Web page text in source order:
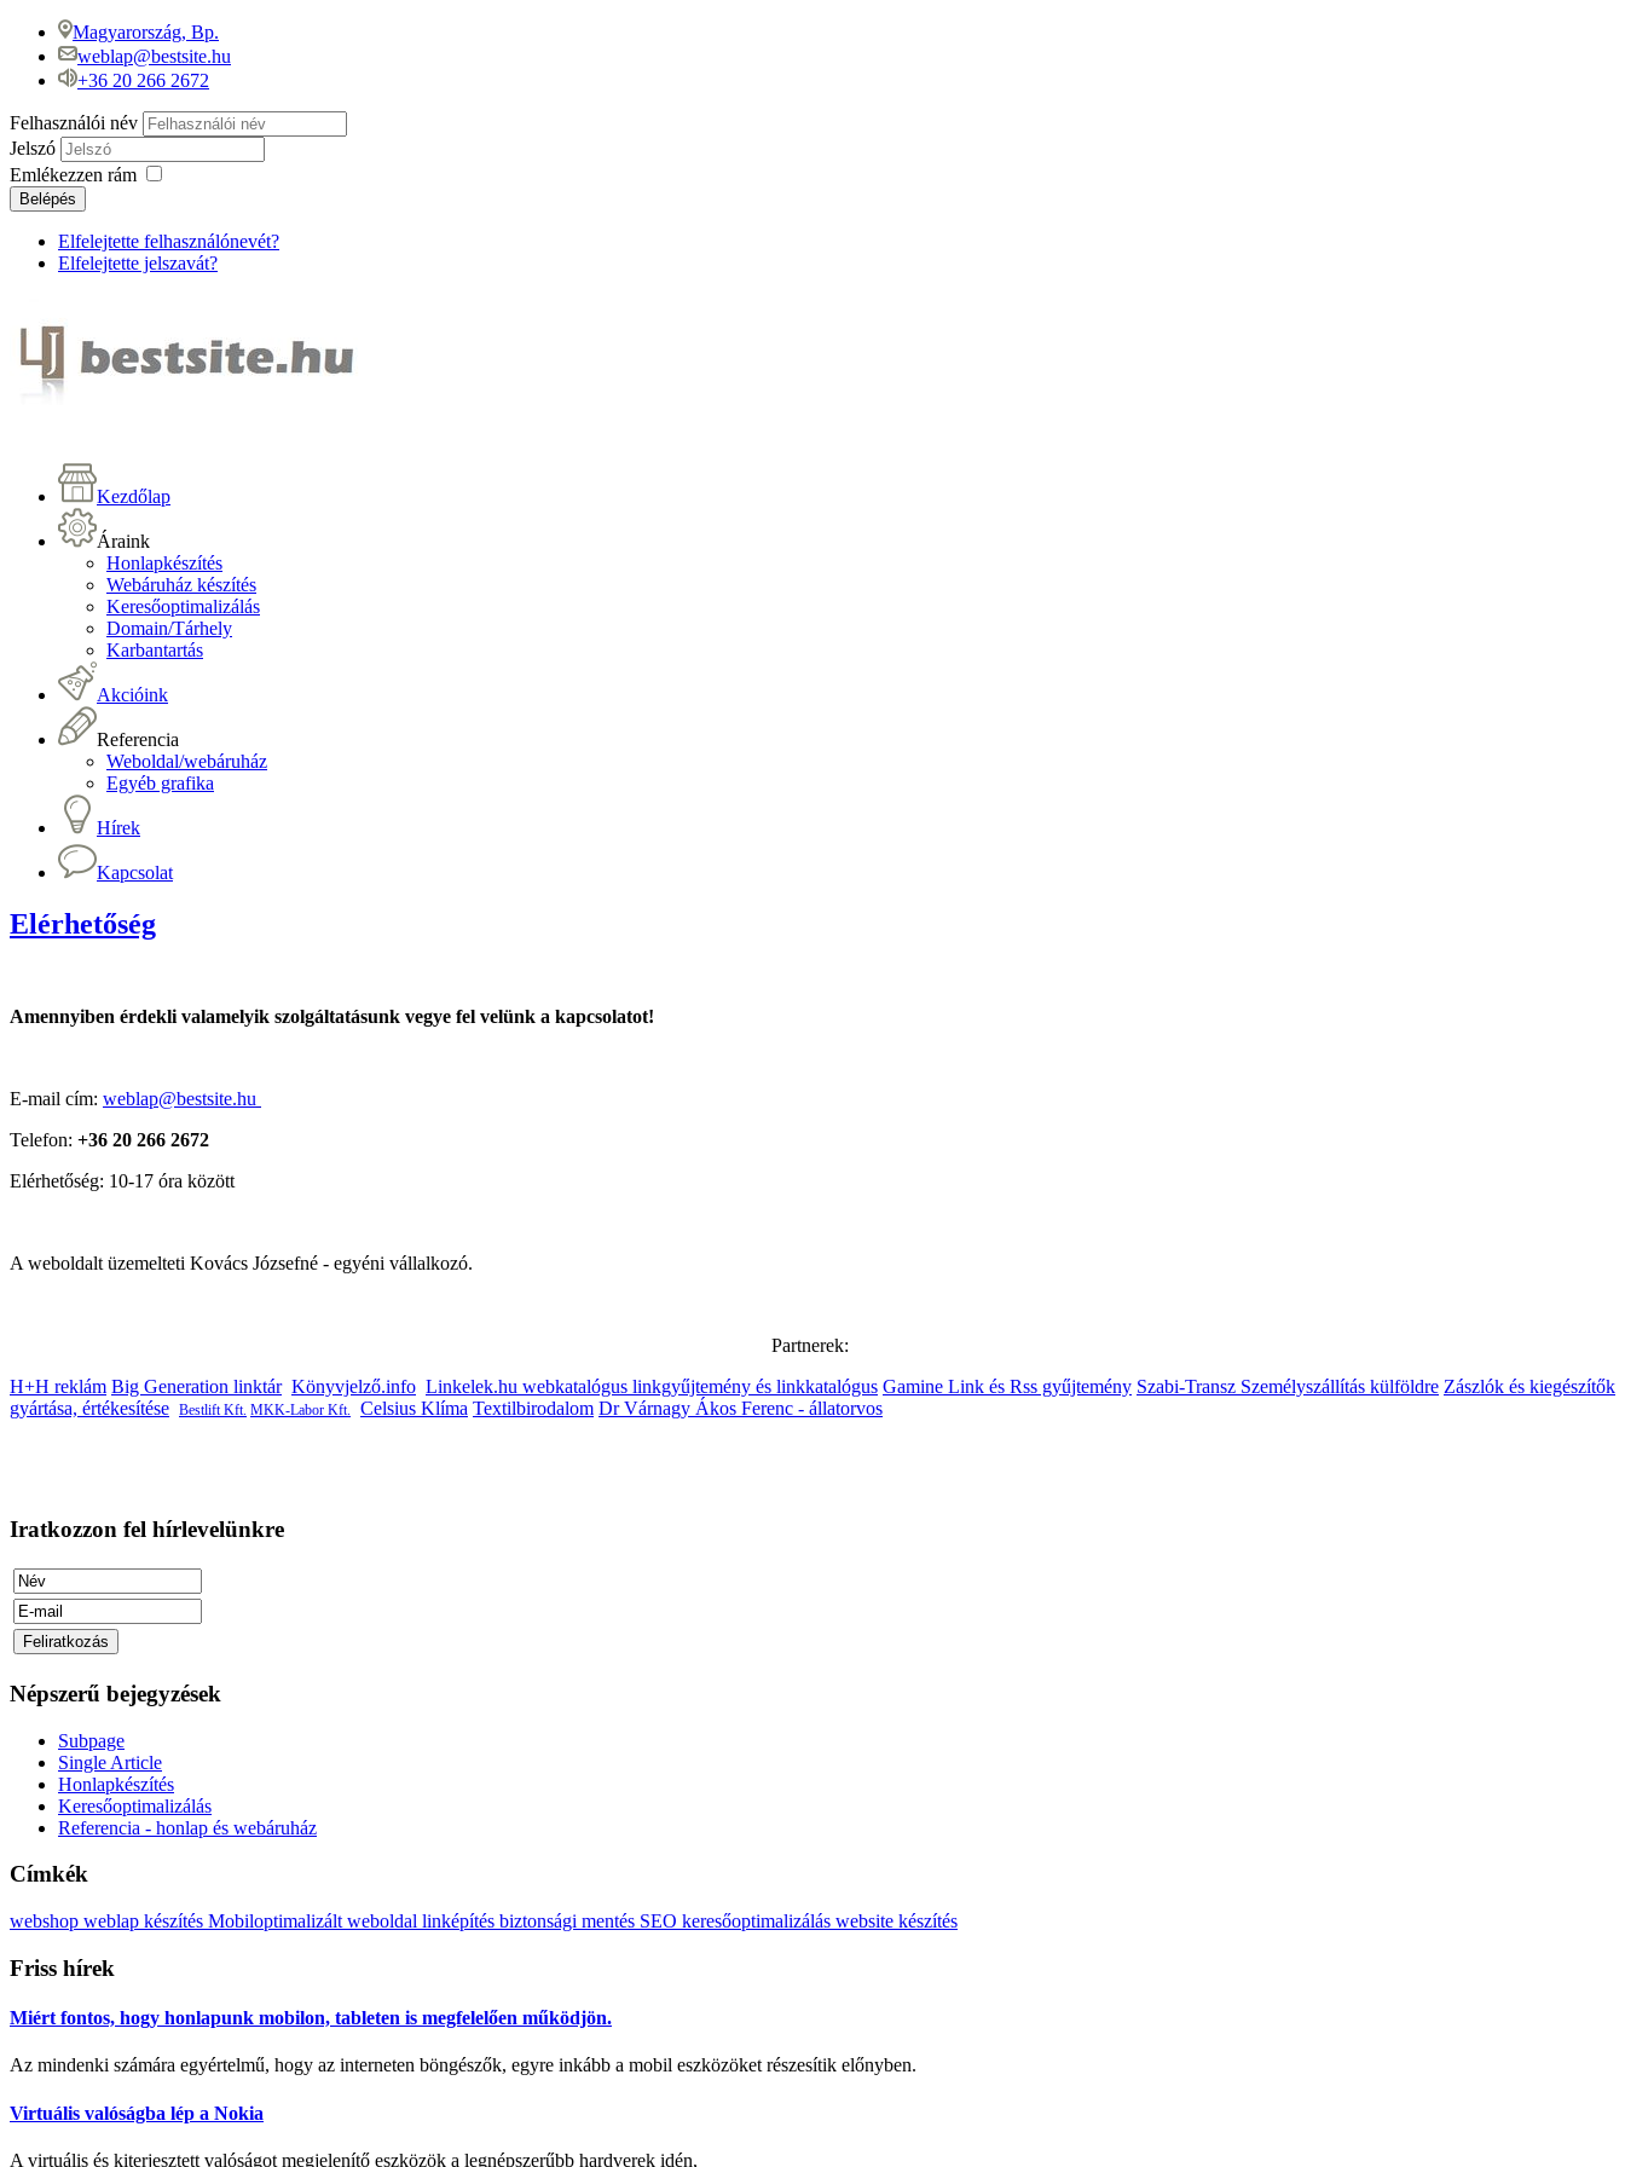
Magyarország, Bp.
weblap@bestsite.hu
+36 20 266 2672
Felhasználói név
Jelszó
Emlékezzen rám
Belépés
Elfelejtette felhasználónevét?
Elfelejtette jelszavát?
Kezdőlap
Áraink
Honlapkészítés
Webáruház készítés
Keresőoptimalizálás
Domain/Tárhely
Karbantartás
Akcióink
Referencia
Weboldal/webáruház
Egyéb grafika
Hírek
Kapcsolat
Elérhetőség
Amennyiben érdekli valamelyik szolgáltatásunk vegye fel velünk a kapcsolatot!
E-mail cím: weblap@bestsite.hu
Telefon: +36 20 266 2672
Elérhetőség: 10-17 óra között
A weboldalt üzemelteti Kovács Józsefné - egyéni vállalkozó.
Partnerek:
H+H reklám Big Generation linktár Könyvjelző.info Linkelek.hu webkatalógus linkgyűjtemény és linkkatalógus Gamine Link és Rss gyűjtemény Szabi-Transz Személyszállítás külföldre Zászlók és kiegészítők
gyártása, értékesítése Bestlift Kft. MKK-Labor Kft. Celsius Klíma Textilbirodalom Dr Várnagy Ákos Ferenc - állatorvos
Iratkozzon fel hírlevelünkre
Népszerű bejegyzések
Subpage
Single Article
Honlapkészítés
Keresőoptimalizálás
Referencia - honlap és webáruház
Címkék
webshop weblap készítés Mobiloptimalizált weboldal linképítés biztonsági mentés SEO keresőoptimalizálás website készítés
Friss hírek
Miért fontos, hogy honlapunk mobilon, tableten is megfelelően működjön.
Az mindenki számára egyértelmű, hogy az interneten böngészők, egyre inkább a mobil eszközöket részesítik előnyben.
Virtuális valóságba lép a Nokia
A virtuális és kiterjesztett valóságot megjelenítő eszközök a legnépszerűbb hardverek idén,